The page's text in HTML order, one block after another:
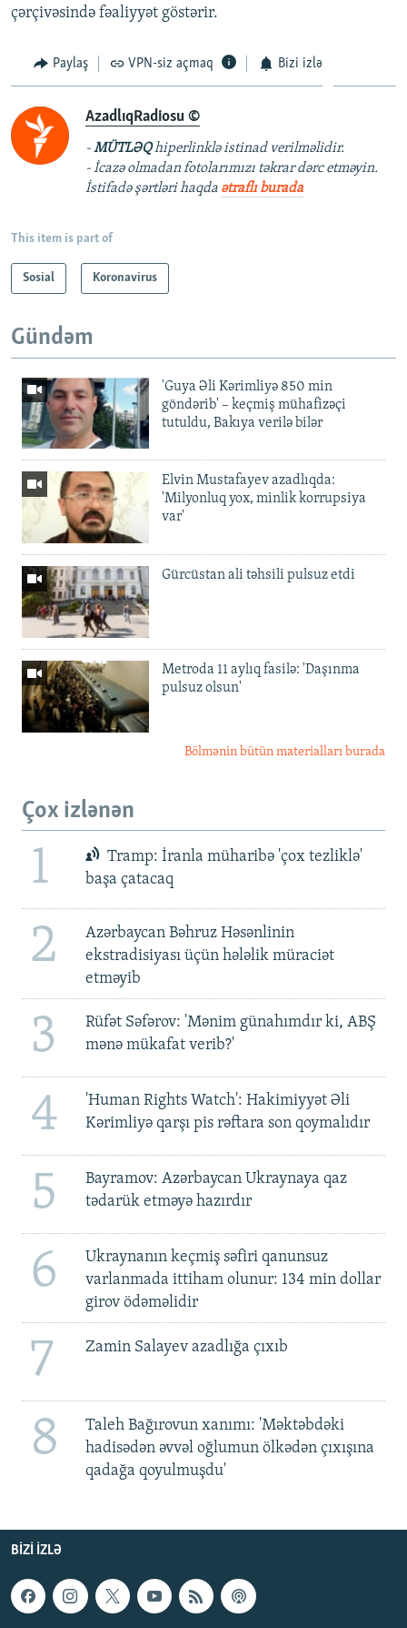
çərçivəsində fəaliyyət göstərir.
Paylaş VPN-siz açmaq Bizi izlə
AzadlıqRadiosu ©
-MÜTLƏQhiperlinklə istinad verilməlidir.
- İcazə olmadan fotolarımızı təkrar dərc etməyin.
İstifadə şərtləri haqda ətraflı burada
This item is part of
Sosial Koronavirus
Gündəm
'Guya Əli Kərimliyə 850 min
göndərib' – keçmiş mühafizəçi
tutuldu, Bakıya verilə bilər
Elvin Mustafayev azadlıqda:
'Milyonluq yox, minlik korrupsiya
var'
Gürcüstan ali təhsili pulsuz etdi
Metroda 11 aylıq fasilə: 'Daşınma
pulsuz olsun'
Bölmənin bütün materialları burada
Çox izlənən
1
Tramp: İranla müharibə 'çox tezliklə'
başa çatacaq
2
Azərbaycan Bəhruz Həsənlinin
ekstradisiyası üçün hələlik müraciət
etməyib
3
Rüfət Səfərov: 'Mənim günahımdır ki, ABŞ
mənə mükafat verib?'
4
'Human Rights Watch': Hakimiyyət Əli
Kərimliyə qarşı pis rəftara son qoymalıdır
5
Bayramov: Azərbaycan Ukraynaya qaz
tədarük etməyə hazırdır
6
Ukraynanın keçmiş səfiri qanunsuz
varlanmada ittiham olunur: 134 min dollar
girov ödəməlidir
7 Zamin Salayev azadlığa çıxıb
8
Taleh Bağırovun xanımı: 'Məktəbdəki
hadisədən əvvəl oğlumun ölkədən çıxışına
qadağa qoyulmuşdu'
BIZI IZLƏ